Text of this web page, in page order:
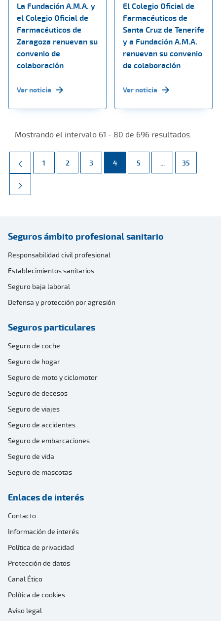
La Fundación A.M.A. y
el Colegio Oficial de
Farmacéuticos de
Zaragoza renuevan su
convenio de
colaboración
Ver noticia
El Colegio Oficial de
Farmacéuticos de
Santa Cruz de Tenerife
y a Fundación A.M.A.
renuevan su convenio
de colaboración
Ver noticia
Mostrando el intervalo 61 - 80 de 696 resultados.
Página
1 Página
2 Página
3 Página
4 Página
5 ... Páginas
Página
35
Seguros ámbito profesional sanitario
Responsabilidad civil profesional
Establecimientos sanitarios
Seguro baja laboral
Defensa y protección por agresión
Seguros particulares
Seguro de coche
Seguro de hogar
Seguro de moto y ciclomotor
Seguro de decesos
Seguro de viajes
Seguro de accidentes
Seguro de embarcaciones
Seguro de vida
Seguro de mascotas
Enlaces de interés
Contacto
Información de interés
Política de privacidad
Protección de datos
Canal Ético
Política de cookies
Aviso legal